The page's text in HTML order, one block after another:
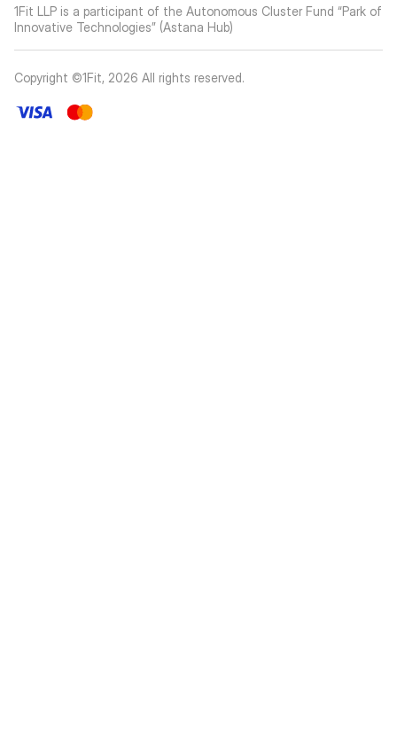
1Fit LLP is a participant of the Autonomous Cluster Fund “Park of
Innovative Technologies” (Astana Hub)
Copyright ©1Fit, 2026 All rights reserved.